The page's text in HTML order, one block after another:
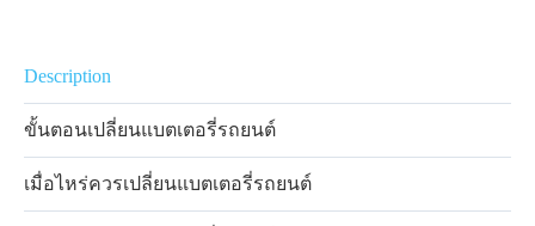
Description
ขั้นตอนเปลี่ยนแบตเตอรี่รถยนต์
เมื่อไหร่ควรเปลี่ยนแบตเตอรี่รถยนต์